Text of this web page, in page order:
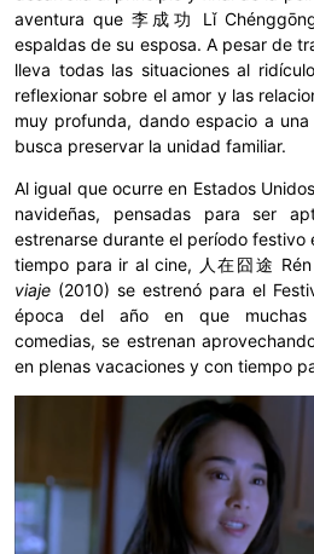
aventura que 李成功 Lǐ
espaldas de su esposa. A pesar de
lleva todas las situaciones al
reflexionar sobre el amor y las
muy profunda, dando espacio a
busca preservar la unidad familiar.
Al igual que ocurre en Estados
navideñas, pensadas para ser
estrenarse durante el período festivo
tiempo para ir al cine, 人在囧途
viaje (2010) se estrenó para el
época del año en que muchas
comedias, se estrenan
en plenas vacaciones y con tiempo